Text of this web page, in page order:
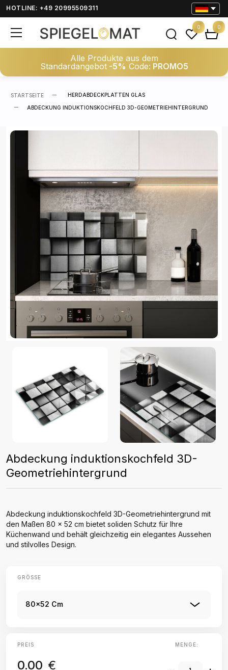
HOTLINE: +49 20995509311
Alle Produkte aus dem
Standardangebot-5% Code: PROMO5
0 0
STARTSEITE HERDABDECKPLATTEN GLAS
ABDECKUNG INDUKTIONSKOCHFELD 3D-GEOMETRIEHINTERGRUND
Abdeckung induktionskochfeld 3D-
Geometriehintergrund
Abdeckung induktionskochfeld 3D-Geometriehintergrund mit
den Maßen 80 x 52 cm bietet soliden Schutz für Ihre
Küchenwand und behält gleichzeitig ein elegantes Aussehen
und stilvolles Design.
GRÖSSE
80x52 Cm
PREIS
0.00 €
MENGE: